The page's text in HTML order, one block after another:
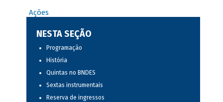
Ações
NESTA SEÇÃO
Programação
História
Quintas no BNDES
Sextas instrumentais
Reserva de ingressos